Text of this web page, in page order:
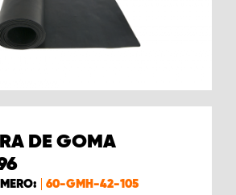
DE GOMA
60-GMH-42-105